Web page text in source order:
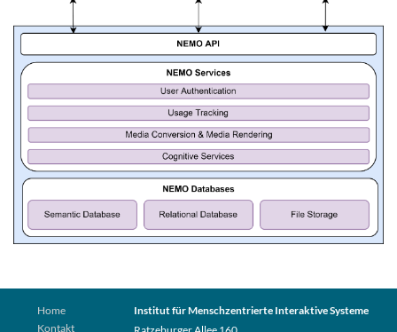
Home
Kontakt
Institut für Menschzentrierte Interaktive Systeme